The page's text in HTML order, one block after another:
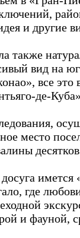
и другие
также
вид на
все
де-
место
где
и фауной,